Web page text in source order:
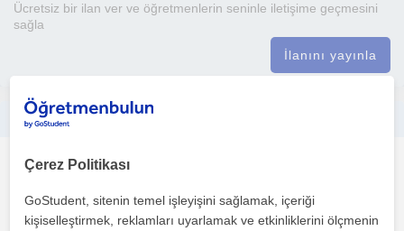
Ücretsiz bir ilan ver ve öğretmenlerin seninle iletişime geçmesini
sağla
İlanını yayınla
Programlama
Çerez Politikası
GoStudent, sitenin temel işleyişini sağlamak, içeriği
kişiselleştirmek, reklamları uyarlamak ve etkinliklerini ölçmenin